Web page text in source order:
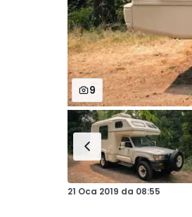
9
21 Oca 2019 da 08:55